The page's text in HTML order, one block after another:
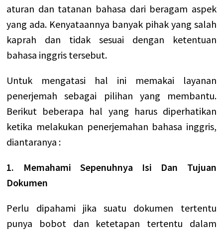
aturan dan tatanan bahasa dari beragam aspek
yang ada. Kenyataannya banyak pihak yang salah
kaprah dan tidak sesuai dengan ketentuan
bahasa inggris tersebut.
Untuk mengatasi hal ini memakai layanan
penerjemah sebagai pilihan yang membantu.
Berikut beberapa hal yang harus diperhatikan
ketika melakukan penerjemahan bahasa inggris,
diantaranya :
1. Memahami Sepenuhnya Isi Dan Tujuan
Dokumen
Perlu dipahami jika suatu dokumen tertentu
punya bobot dan ketetapan tertentu dalam